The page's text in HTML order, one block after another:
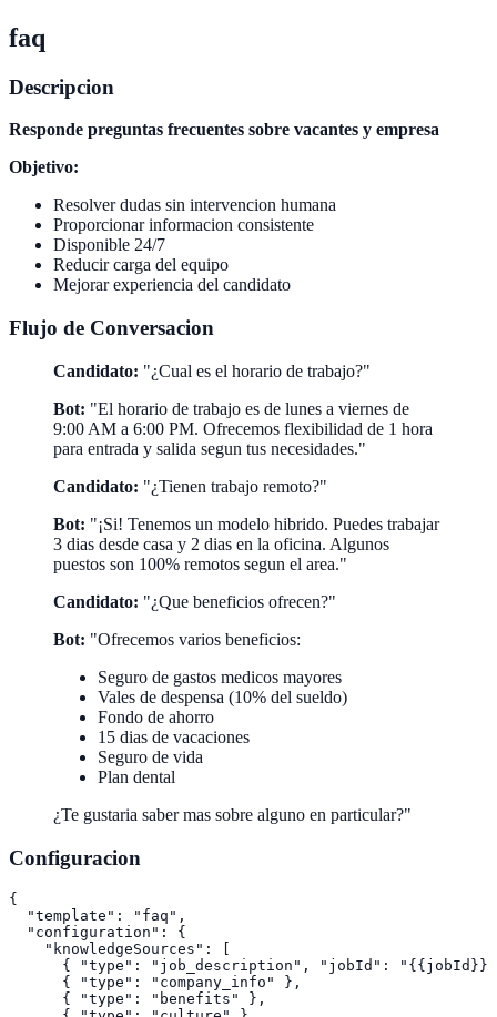
faq
Descripcion
Responde preguntas frecuentes sobre vacantes y empresa
Objetivo:
Resolver dudas sin intervencion humana
Proporcionar informacion consistente
Disponible 24/7
Reducir carga del equipo
Mejorar experiencia del candidato
Flujo de Conversacion
Candidato: "¿Cual es el horario de trabajo?"
Bot: "El horario de trabajo es de lunes a viernes de
9:00 AM a 6:00 PM. Ofrecemos flexibilidad de 1 hora
para entrada y salida segun tus necesidades."
Candidato: "¿Tienen trabajo remoto?"
Bot: "¡Si! Tenemos un modelo hibrido. Puedes trabajar
3 dias desde casa y 2 dias en la oficina. Algunos
puestos son 100% remotos segun el area."
Candidato: "¿Que beneficios ofrecen?"
Bot: "Ofrecemos varios beneficios:
Seguro de gastos medicos mayores
Vales de despensa (10% del sueldo)
Fondo de ahorro
15 dias de vacaciones
Seguro de vida
Plan dental
¿Te gustaria saber mas sobre alguno en particular?"
Configuracion
{
  "template": "faq",
  "configuration": {
    "knowledgeSources": [
{ "type": "job_description", "jobId":
      { "type": "company_info" },
      { "type": "benefits" },